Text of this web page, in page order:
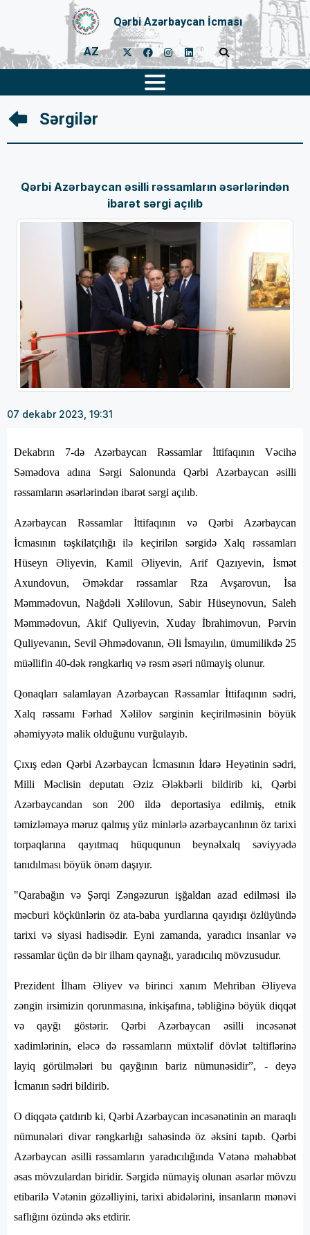
Qərbi Azərbaycan İcması
AZ
Sərgilər
Qərbi Azərbaycan əsilli rəssamların əsərlərindən
ibarət sərgi açılıb
07 dekabr 2023, 19:31
Dekabrın 7-də Azərbaycan Rəssamlar İttifaqının Vəcihə
Səmədova adına Sərgi Salonunda Qərbi Azərbaycan əsilli
rəssamların əsərlərindən ibarət sərgi açılıb.
Azərbaycan Rəssamlar İttifaqının və Qərbi Azərbaycan
İcmasının təşkilatçılığı ilə keçirilən sərgidə Xalq rəssamları
Hüseyn Əliyevin, Kamil Əliyevin, Arif Qazıyevin, İsmət
Axundovun, Əməkdar rəssamlar Rza Avşarovun, İsa
Məmmədovun, Nağdəli Xəlilovun, Sabir Hüseynovun, Saleh
Məmmədovun, Akif Quliyevin, Xuday İbrahimovun, Pərvin
Quliyevanın, Sevil Əhmədovanın, Əli İsmayılın, ümumilikdə 25
müəllifin 40-dək rəngkarlıq və rəsm əsəri nümayiş olunur.
Qonaqları salamlayan Azərbaycan Rəssamlar İttifaqının sədri,
Xalq rəssamı Fərhad Xəlilov sərginin keçirilməsinin böyük
əhəmiyyətə malik olduğunu vurğulayıb.
Çıxış edən Qərbi Azərbaycan İcmasının İdarə Heyətinin sədri,
Milli Məclisin deputatı Əziz Ələkbərli bildirib ki, Qərbi
Azərbaycandan son 200 ildə deportasiya edilmiş, etnik
təmizləməyə məruz qalmış yüz minlərlə azərbaycanlının öz tarixi
torpaqlarına qayıtmaq hüququnun beynəlxalq səviyyədə
tanıdılması böyük önəm daşıyır.
"Qarabağın və Şərqi Zəngəzurun işğaldan azad edilməsi ilə
məcburi köçkünlərin öz ata-baba yurdlarına qayıdışı özlüyündə
tarixi və siyasi hadisədir. Eyni zamanda, yaradıcı insanlar və
rəssamlar üçün də bir ilham qaynağı, yaradıcılıq mövzusudur.
Prezident İlham Əliyev və birinci xanım Mehriban Əliyeva
zəngin irsimizin qorunmasına, inkişafına, təbliğinə böyük diqqət
və qayğı göstərir. Qərbi Azərbaycan əsilli incəsənət
xadimlərinin, eləcə də rəssamların müxtəlif dövlət təltiflərinə
layiq görülmələri bu qayğının bariz nümunəsidir”, - deyə
İcmanın sədri bildirib.
O diqqətə çatdırıb ki, Qərbi Azərbaycan incəsənətinin ən maraqlı
nümunələri divar rəngkarlığı sahəsində öz əksini tapıb. Qərbi
Azərbaycan əsilli rəssamların yaradıcılığında Vətənə məhəbbət
əsas mövzulardan biridir. Sərgidə nümayiş olunan əsərlər mövzu
etibarilə Vətənin gözəlliyini, tarixi abidələrini, insanların mənəvi
saflığını özündə əks etdirir.